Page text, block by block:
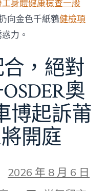
身體健康檢查一般
向金色千紙鶴健檢項
力。
，絕對
奧
博起訴莆
開庭
2026 年 8 月 6 日